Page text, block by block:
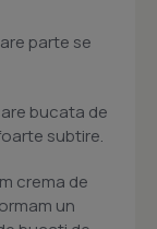
parte se
bucata de
subtire.
crema de
un